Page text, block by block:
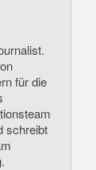
für die
schreibt